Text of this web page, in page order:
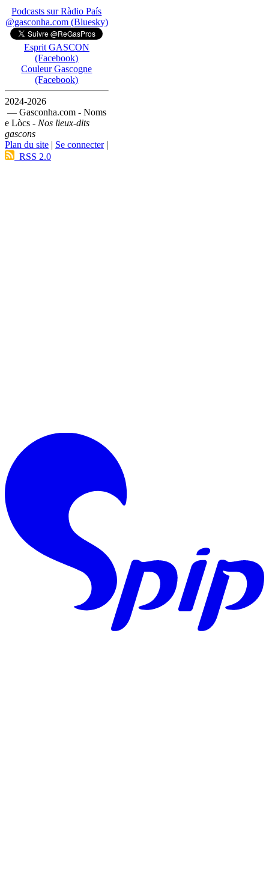
Podcasts sur Ràdio País
@gasconha.com (Bluesky)
Esprit GASCON
(Facebook)
Couleur Gascogne
(Facebook)
2024-2026
— Gasconha.com - Noms
e Lòcs - Nos lieux-dits
gascons
Plan du site | Se connecter|
RSS 2.0